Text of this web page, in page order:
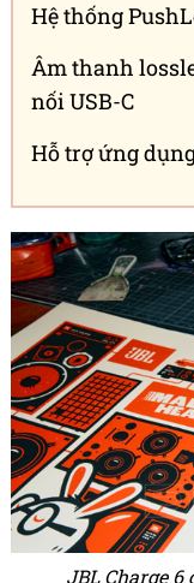
Hệ thống
Âm thanh
nối USB-C
Hỗ trợ ứng
JBL Charge